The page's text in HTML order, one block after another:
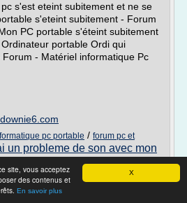
X
site, vous acceptez
des contenus et
En savoir plus
s'est eteint subitement et ne se
s'eteint subitement - Forum
PC portable s'éteint subitement
portable Ordi qui
- Matériel informatique Pc
pc portable / forum pc et
un probleme de son avec mon
avec mon ordinateur/
pc portable
Informatique |